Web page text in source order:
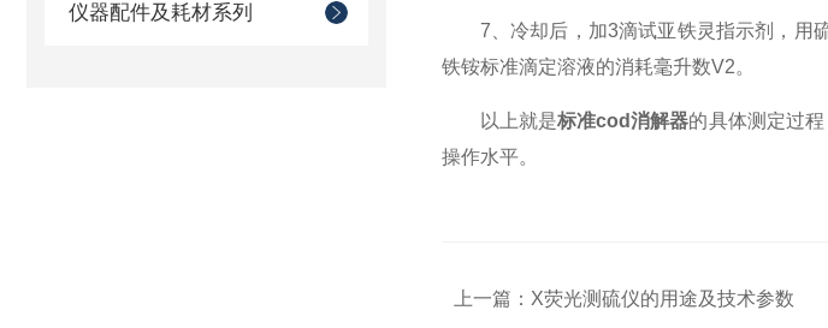
仪器配件及耗材系列
7、冷却后，加3滴试亚铁灵指示剂，用硫
铁铵标准滴定溶液的消耗毫升数V2。
以上就是标准cod消解器的具体测定过
操作水平。
上一篇： X荧光测硫仪的用途及技术参数